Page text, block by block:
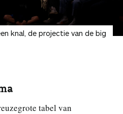
knal, de projectie van de big
tabel van